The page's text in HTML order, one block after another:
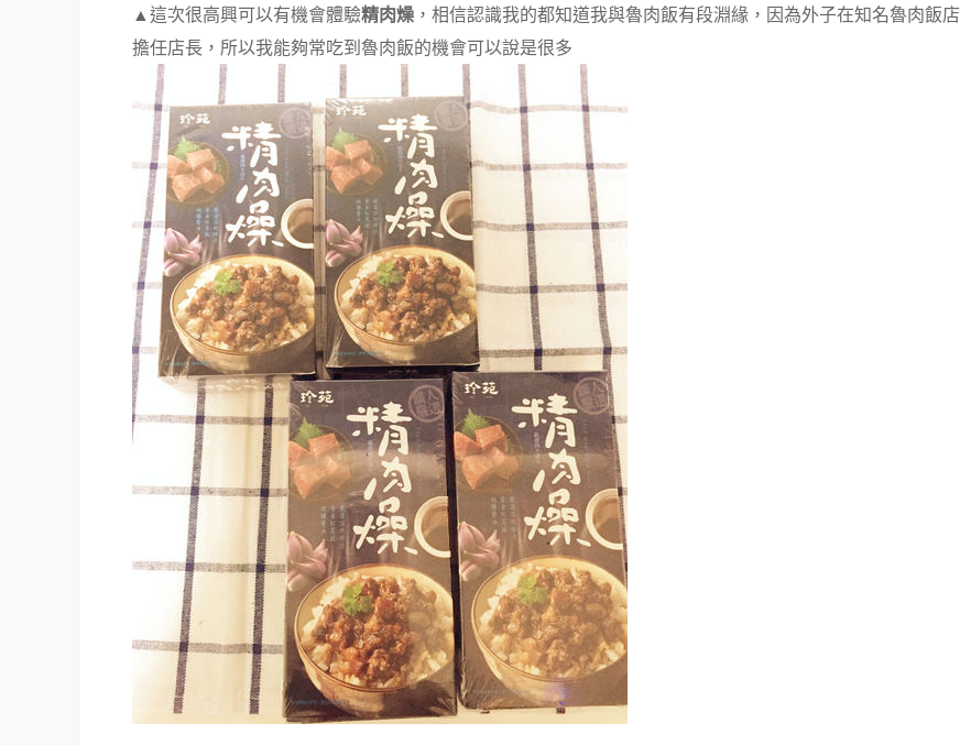
▲這次很高興可以有機會體驗精肉燥 ，相信認識我的都知道我與魯肉飯有段淵緣，因為外子在知名魯肉飯店
擔任店長，所以我能夠常吃到魯肉飯的機會可以說是很多